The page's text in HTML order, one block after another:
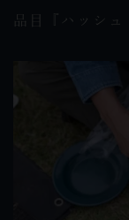
品目『ハッシュ